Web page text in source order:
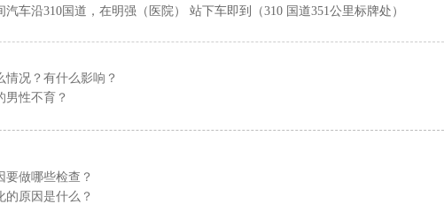
车沿310国道，在明强（医院） 站下车即到（310 国道351公里标牌处）
情况？有什么影响？
男性不育？
要做哪些检查？
的原因是什么？